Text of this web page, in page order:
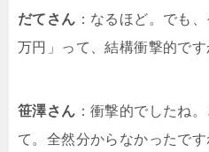
だてさん ：なるほど。でも
万円」って、結構衝撃的です
笹澤さん ：衝撃的でしたね
て。全然分からなかったです